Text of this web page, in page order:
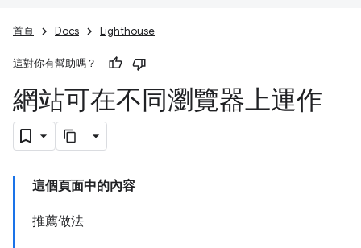
首頁 Docs Lighthouse
這對你有幫助嗎？
網站可在不同瀏覽器上運作
這個頁面中的內容
推薦做法